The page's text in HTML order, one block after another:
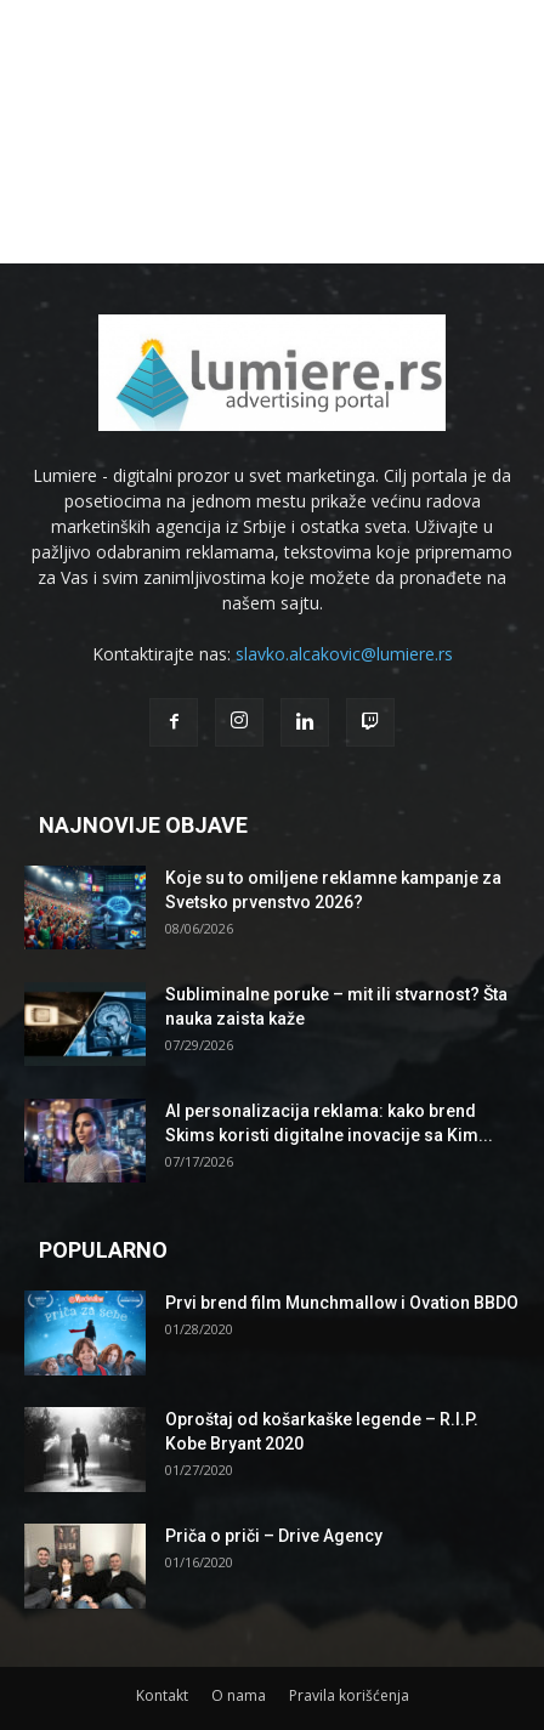
Lumiere - digitalni prozor u svet marketinga. Cilj portala je da
posetiocima na jednom mestu prikaže većinu radova
marketinških agencija iz Srbije i ostatka sveta. Uživajte u
pažljivo odabranim reklamama, tekstovima koje pripremamo
za Vas i svim zanimljivostima koje možete da pronađete na
našem sajtu.
Kontaktirajte nas: slavko.alcakovic@lumiere.rs
NAJNOVIJE OBJAVE
Koje su to omiljene reklamne kampanje za
Svetsko prvenstvo 2026?
08/06/2026
Subliminalne poruke – mit ili stvarnost? Šta
nauka zaista kaže
07/29/2026
AI personalizacija reklama: kako brend
Skims koristi digitalne inovacije sa Kim...
07/17/2026
POPULARNO
Prvi brend film Munchmallow i Ovation BBDO
01/28/2020
Oproštaj od košarkaške legende – R.I.P.
Kobe Bryant 2020
01/27/2020
Priča o priči – Drive Agency
01/16/2020
Kontakt O nama Pravila korišćenja